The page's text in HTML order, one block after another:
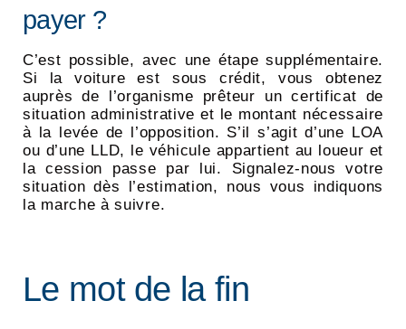
payer ?
C’est possible, avec une étape supplémentaire.
Si la voiture est sous crédit, vous obtenez
auprès de l’organisme prêteur un certificat de
situation administrative et le montant nécessaire
à la levée de l’opposition. S’il s’agit d’une LOA
ou d’une LLD, le véhicule appartient au loueur et
la cession passe par lui. Signalez-nous votre
situation dès l’estimation, nous vous indiquons
la marche à suivre.
Le mot de la fin